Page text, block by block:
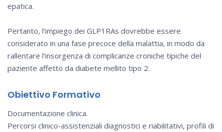
epatica.
Pertanto, l’impiego dei GLP1RAs dovrebbe essere
considerato in una fase precoce della malattia, in modo da
rallentare l’insorgenza di complicanze croniche tipiche del
paziente affetto da diabete mellito tipo 2.
Obiettivo Formativo
Documentazione clinica.
Percorsi clinico-assistenziali diagnostici e riabilitativi, profili di